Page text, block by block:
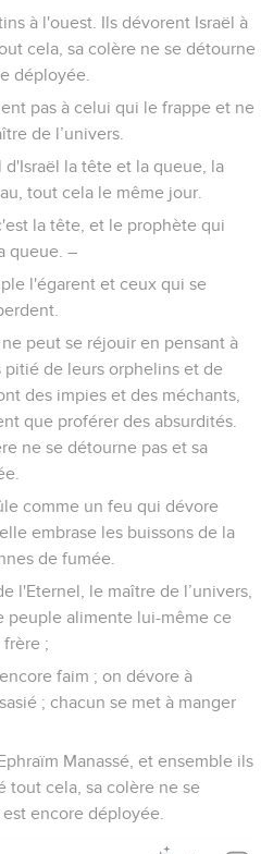
à l'ouest. Ils dévorent Israël à
cela, sa colère ne se détourne
déployée.
pas à celui qui le frappe et ne
de l’univers.
la tête et la queue, la
tout cela le même jour.
la tête, et le prophète qui
queue. –
l'égarent et ceux qui se
peut se réjouir en pensant à
pitié de leurs orphelins et de
des impies et des méchants,
que proférer des absurdités.
ne se détourne pas et sa
comme un feu qui dévore
embrase les buissons de la
de fumée.
l'Eternel, le maître de l’univers,
peuple alimente lui-même ce
frère ;
faim ; on dévore à
; chacun se met à manger
Manassé, et ensemble ils
tout cela, sa colère ne se
encore déployée.